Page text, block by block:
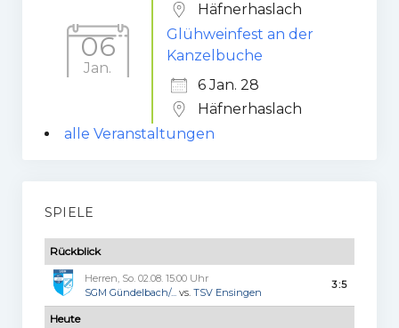
Häfnerhaslach
06
Jan.
Glühweinfest an der
Kanzelbuche
6 Jan. 28
Häfnerhaslach
alle Veranstaltungen
SPIELE
Rückblick
Herren, So. 02.08. 15:00 Uhr
SGM Gündelbach/...vs. TSV Ensingen
3:5
Heute